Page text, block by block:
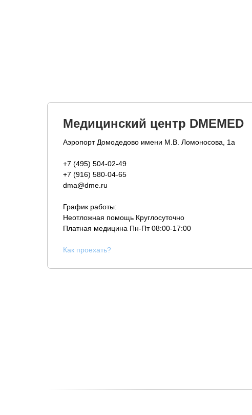
Медицинский центр DMEMED
Аэропорт Домодедово имени М.В. Ломоносова, 1а
+7 (495) 504-02-49
+7 (916) 580-04-65
dma@dme.ru
График работы:
Неотложная помощь Круглосуточно
Платная медицина Пн-Пт 08:00-17:00
Как проехать?